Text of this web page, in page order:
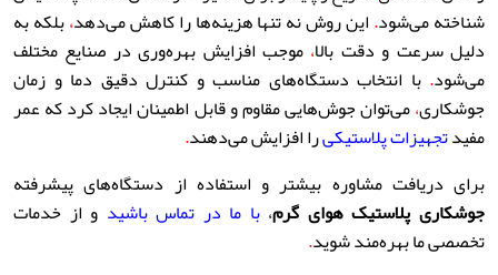
شناخته می‌شود.این روش نه تنها هزینه‌ها را کاهش می‌دهد،بلکه به
دلیل سرعت و دقت بالا، موجب افزایش بهره‌وری در صنایع مختلف
می‌شود. با انتخاب دستگاه‌های مناسب و کنترل دقیق دما و زمان
جوشکاری،می‌توان جوش‌هایی مقاوم و قابل اطمینان ایجاد کرد که عمر
مفیدتجهیزات پلاستیکیرا افزایش می‌دهند.
برای دریافت مشاوره بیشتر و استفاده از دستگاه‌های پیشرفته
جوشکاری پلاستیک هوای گرم، با ما در تماس باشید و از خدمات
تخصصی ما بهره‌مند شوید.